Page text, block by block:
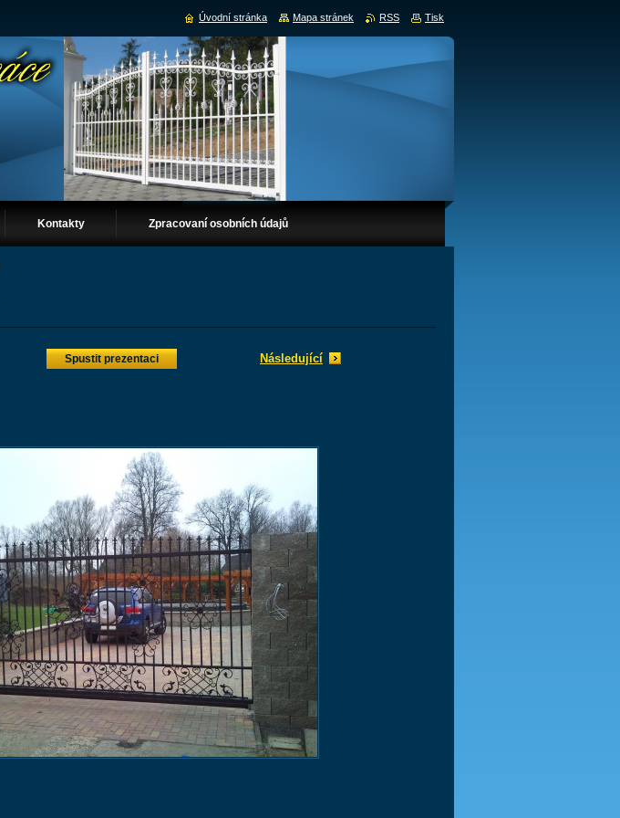
Kontakty Zpracovaní osobních údajů
Spustit prezentaci Následující
Úvodní stránka Mapa stránek RSS Tisk